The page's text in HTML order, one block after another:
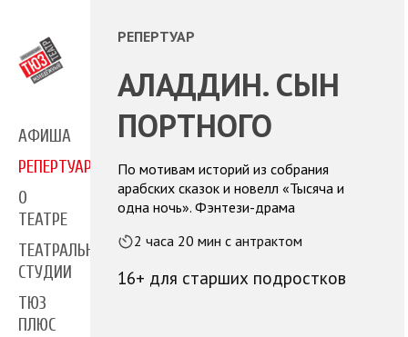
АФИША
РЕПЕРТУАР
О
ТЕАТРЕ
ТЕАТРАЛЬНЫЕ
СТУДИИ
ТЮЗ
ПЛЮС
РЕПЕРТУАР
АЛАДДИН. СЫН
ПОРТНОГО
По мотивам историй из собрания
арабских сказок и новелл «Тысяча и
одна ночь». Фэнтези-драма
2 часа 20 мин с антрактом
16+ для старших подростков